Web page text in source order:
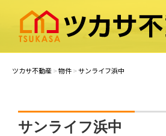
ン
ツカサ不動産
笠岡市で不動産の賃貸・売買・空き家管
ツカサ不動産>物件>サンライフ浜中
サンライフ浜中